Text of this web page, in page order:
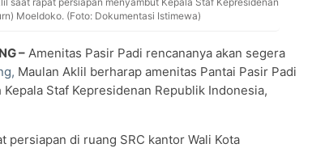
Moeldoko. (Foto: Dokumentasi Istimewa)
– Amenitas Pasir Padi rencananya akan segera
Maulan Aklil berharap amenitas Pantai Pasir Padi
Staf Kepresidenan Republik Indonesia,
persiapan di ruang SRC kantor Wali Kota